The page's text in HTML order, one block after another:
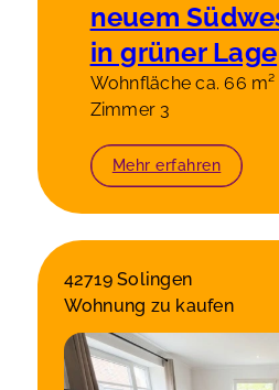
neuem
in grüner Lage
Wohnfläche ca. 66 m²
Zimmer 3
Mehr erfahren
42719 Solingen
Wohnung zu kaufen